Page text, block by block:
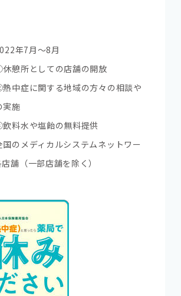
年7月～8月
所としての店舗の開放
関する地域の方々の相談や
実施
塩飴の無料提供
国のメディカルシステムネットワー
舗（一部店舗を除く）